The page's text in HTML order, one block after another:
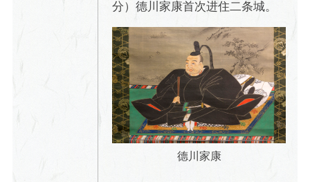
分）德川家康首次进住二条城。
德川家康